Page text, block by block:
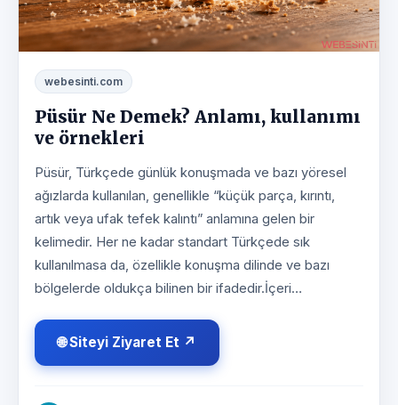
webesinti.com
Püsür Ne Demek? Anlamı, kullanımı
ve örnekleri
Püsür, Türkçede günlük konuşmada ve bazı yöresel
ağızlarda kullanılan, genellikle “küçük parça, kırıntı,
artık veya ufak tefek kalıntı” anlamına gelen bir
kelimedir. Her ne kadar standart Türkçede sık
kullanılmasa da, özellikle konuşma dilinde ve bazı
bölgelerde oldukça bilinen bir ifadedir.İçeri…
🌐 Siteyi Ziyaret Et ↗